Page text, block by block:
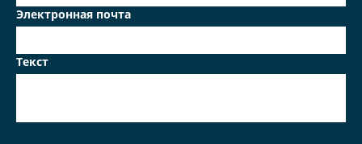
Электронная почта
Текст